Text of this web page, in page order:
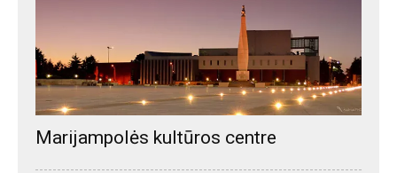
Marijampolės kultūros centre